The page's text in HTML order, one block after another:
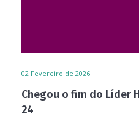
02 Fevereiro de 2026
Chegou o fim do Líder
24